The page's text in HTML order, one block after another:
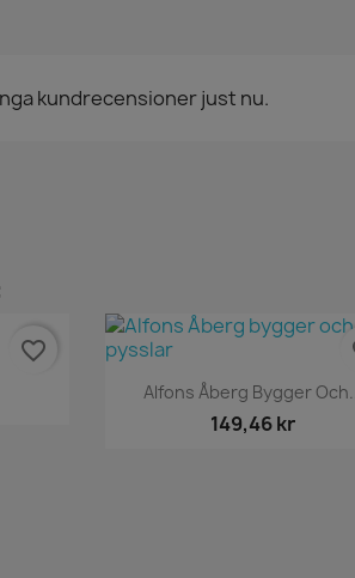
kundrecensioner just nu.
favorite_border
Snabbvy
Alfons Åberg Bygger
149,46 kr